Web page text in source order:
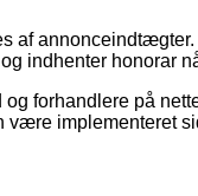
af
indhenter honorar
forhandlere på
være implementeret